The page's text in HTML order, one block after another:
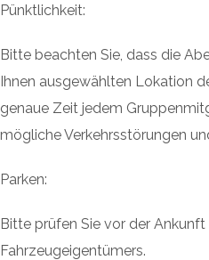
Pünktlichkeit:
Bitte beachten Sie, dass die
Ihnen ausgewählten Lokation
genaue Zeit jedem
mögliche Verkehrsstörungen
Parken:
Bitte prüfen Sie vor der
Fahrzeugeigentümers.